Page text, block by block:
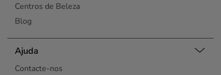
Centros de Beleza
Blog
Ajuda
Contacte-nos